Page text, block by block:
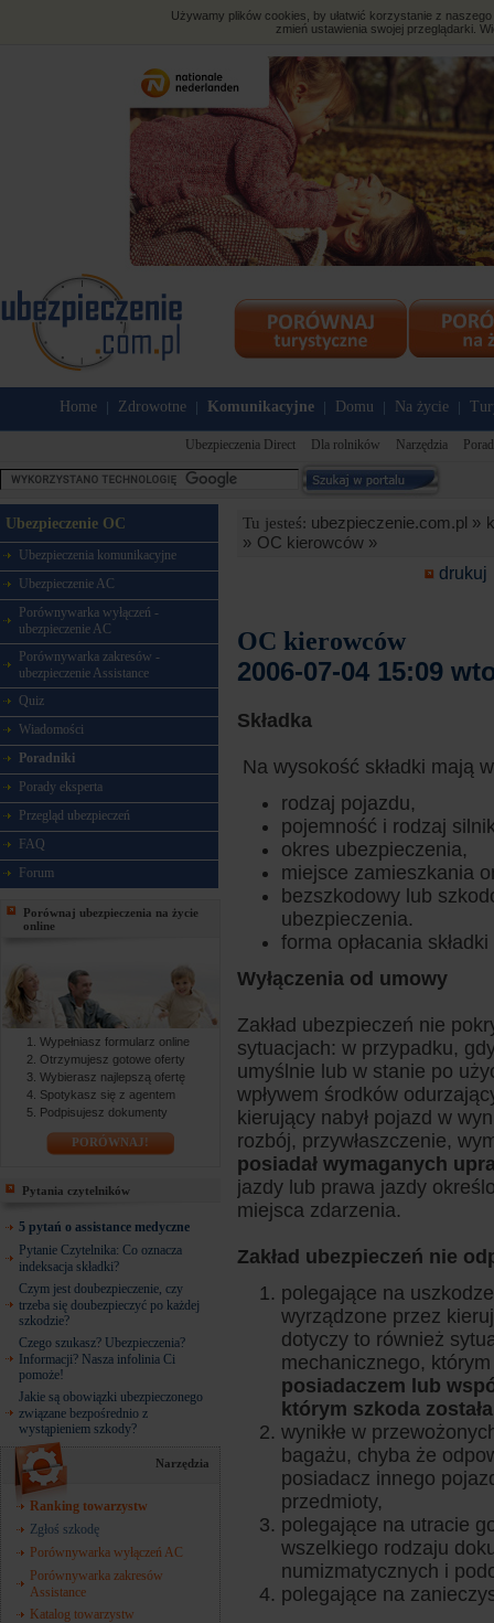
Używamy plików cookies, by ułatwić korzystanie z
zmień ustawienia swojej przeglądarki.
Home Zdrowotne Komunikacyjne Domu Na życie
Ubezpieczenia Direct Dla rolników Narzędzia
Ubezpieczenie OC
Ubezpieczenia komunikacyjne
Ubezpieczenie AC
Porównywarka wyłączeń -
ubezpieczenie AC
Porównywarka zakresów -
ubezpieczenie Assistance
Quiz
Wiadomości
Poradniki
Porady eksperta
Przegląd ubezpieczeń
FAQ
Forum
Porównaj ubezpieczenia na życie
online
Wypełniasz formularz online
Otrzymujesz gotowe oferty
Wybierasz najlepszą ofertę
Spotykasz się z agentem
Podpisujesz dokumenty
PORÓWNAJ!
Pytania czytelników
5 pytań o assistance medyczne
Pytanie Czytelnika: Co oznacza
indeksacja składki?
Czym jest doubezpieczenie, czy
trzeba się doubezpieczyć po każdej
szkodzie?
Czego szukasz? Ubezpieczenia?
Informacji? Nasza infolinia Ci
pomoże!
Jakie są obowiązki ubezpieczonego
związane bezpośrednio z
wystąpieniem szkody?
Narzędzia
Ranking towarzystw
Zgłoś szkodę
Porównywarka wyłączeń AC
Porównywarka zakresów
Assistance
Katalog towarzystw
Tu jesteś: ubezpieczenie.com.pl »
» OC kierowców »
drukuj
OC kierowców
2006-07-04 15:09
Składka
Na wysokość składki mają
rodzaj pojazdu,
pojemność i rodzaj
okres ubezpieczenia,
miejsce zamieszkania
bezszkodowy lub
ubezpieczenia.
forma opłacania
Wyłączenia od umowy
Zakład ubezpieczeń nie
sytuacjach: w przypadku,
umyślnie lub w stanie po
wpływem środków
kierujący nabył pojazd w
rozbój, przywłaszczenie,
posiadał wymaganych
jazdy lub prawa jazdy
miejsca zdarzenia.
Zakład ubezpieczeń nie
polegające na
wyrządzone przez
dotyczy to również
mechanicznego,
posiadaczem lub
którym szkoda
wynikłe w
bagażu, chyba że
posiadacz innego
przedmioty,
polegające na utracie
wszelkiego rodzaju
numizmatycznych i
polegające na